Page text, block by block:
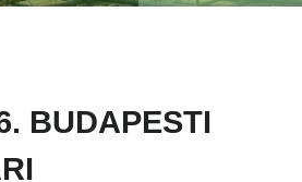
BUDAPESTI